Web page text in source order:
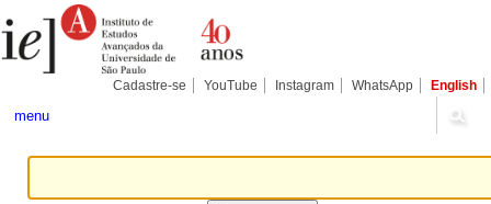
para
conteúdo.
Pessoais
Cadastre-se YouTube Instagram WhatsApp English
menu